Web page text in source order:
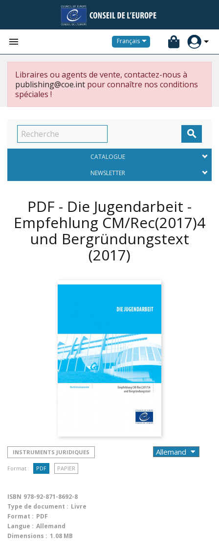
 Français
Libraires ou agents de vente, contactez-nous à
publishing@coe.int pour connaître nos conditions
spéciales !

CATALOGUE
NEWSLETTER
PDF - Die Jugendarbeit -
Empfehlung CM/Rec(2017)4
und Bergründungstext
(2017)
INSTRUMENTS JURIDIQUES
Format : PDF PAPIER
ISBN 978-92-871-8692-8
Type de document : Livre
Format : PDF
Langue : Allemand
Dimensions : 1.08 MB